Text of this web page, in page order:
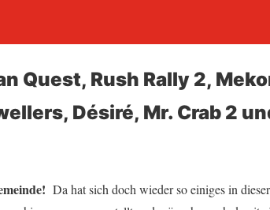
Quest, Rush Rally 2,
Désiré, Mr. Crab 2
Da hat sich doch wieder so einiges in